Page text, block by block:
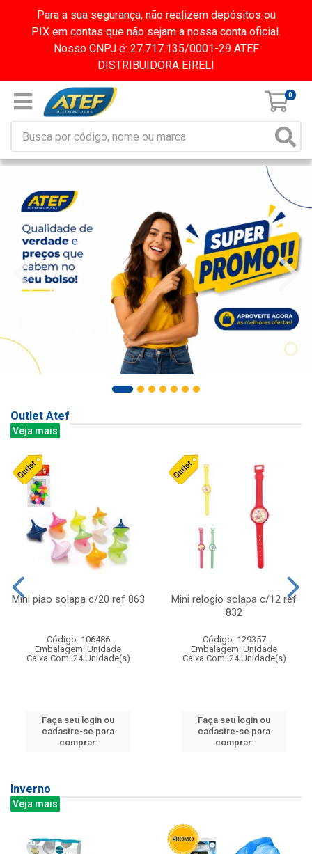
Para a sua segurança, não realizem depósitos ou
PIX em contas que não sejam a nossa conta oficial.
Nosso CNPJ é: 27.717.135/0001-29 ATEF
DISTRIBUIDORA EIRELI
0
Outlet Atef
Veja mais
Mini piao solapa c/20 ref 863
Código: 106486
Embalagem: Unidade
Caixa Com: 24 Unidade(s)
Faça seu login ou
cadastre-se para
comprar.
Mini relogio solapa c/12 ref
832
Código: 129357
Embalagem: Unidade
Caixa Com: 24 Unidade(s)
Faça seu login ou
cadastre-se para
comprar.
Inverno
Veja mais